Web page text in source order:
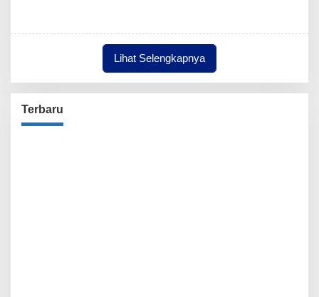
Lihat Selengkapnya
Terbaru